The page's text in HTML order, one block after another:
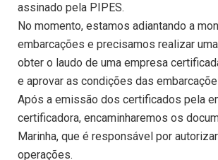
assinado pela PIPES.
No momento, estamos adiantando a
embarcações e precisamos realizar
obter o laudo de uma empresa
e aprovar as condições das
Após a emissão dos certificados pela
certificadora, encaminharemos os
Marinha, que é responsável por
operações.